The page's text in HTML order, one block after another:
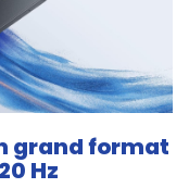
grand format
Hz